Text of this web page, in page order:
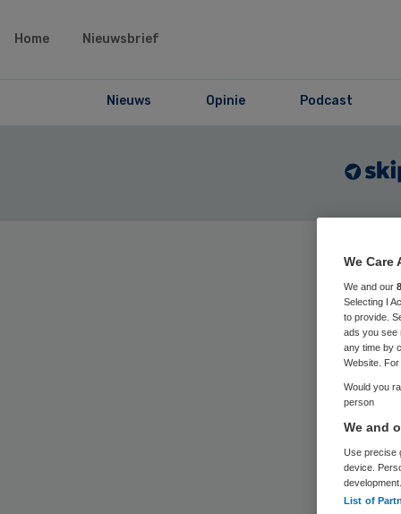
Home Nieuwsbrief
Nieuws Opinie Podcast
articles
We Care
We and our
Selecting I
to provide.
ads you see
any time by
Website.
Would you
person
We and
Use precise
device.
development.
List of